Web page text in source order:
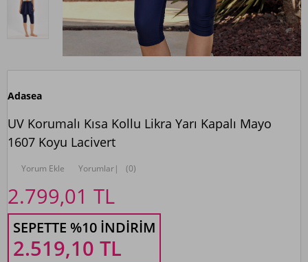
Adasea
UV Korumalı Kısa Kollu Likra Yarı Kapalı Mayo
1607 Koyu Lacivert
Yorum Ekle Yorumlar| (0)
2.799,01 TL
SEPETTE %10 İNDIRIM
2.519,10 TL